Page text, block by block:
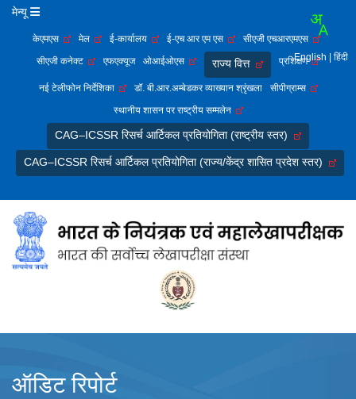
मेन्यू
केएमएस मेल ई-कार्यालय ई-एच आर एम एस
सीएजी एचआरएमएस
सीएजी कनेक्ट
एफएक्यूज ओआईओएस राज्य वित्त प्रशिक्षण
नई टेलीफोन निर्देशिका डॉ. बी.आर.अम्बेडकर व्याख्यान श्रृंखला
सीपीग्राम्स
स्थानीय शासन पर राष्ट्रीय सम्मलेन
CAG–ICSSR रिसर्च आर्टिकल प्रतियोगिता (राष्ट्रीय स्तर)
CAG–ICSSR रिसर्च आर्टिकल प्रतियोगिता (राज्य/केंद्र शासित प्रदेश स्तर)
English | हिंदी
ऑडिट रिपोर्ट